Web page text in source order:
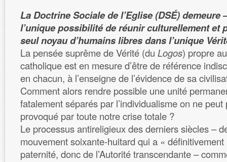
La Doctrine Sociale de l’Eglise (DSÉ) demeure
l’unique possibilité de réunir culturellement et
seul noyau d’humains libres dans l’unique
La pensée suprême de Vérité (du Logos) propre
catholique est en mesure d’être de référence
en chacun, à l’enseigne de l’évidence de sa
Comment alors rendre possible une unité
fatalement séparés par l’individualisme on ne
provoqué par toute notre crise totale ?
Le processus antireligieux des derniers siècles –
mouvement soixante-huitard qui a « définitivement
paternité, donc de l’Autorité transcendante –